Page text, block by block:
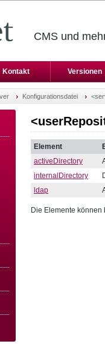
Element
activeDirectory
internalDirectory
ldap
Die Elemente
Kontakt Versionen
Konfigurationsdatei
CMS und